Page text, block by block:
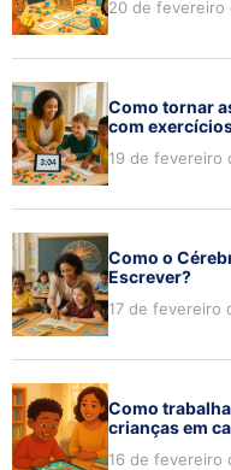
20 de fevereiro
Como tornar
com
19 de fevereiro
Como o
Escrever?
17 de fevereiro
Como
crianças em
16 de fevereiro